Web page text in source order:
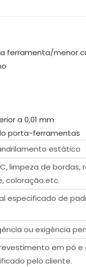
ferramenta/menor
a 0,01 mm
porta-ferramentas
estático
limpeza de bordas,
coloração.etc.
especificado de
ou exigência
em pó e
pelo cliente.